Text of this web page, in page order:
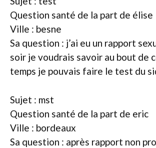
Question santé de la part de élise
Ville : besne
Sa question : j’ai eu un rapport
soir je voudrais savoir au bout de
temps je pouvais faire le test du
Sujet : mst
Question santé de la part de eric
Ville : bordeaux
Sa question : après rapport non